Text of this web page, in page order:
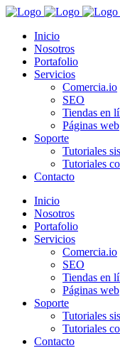
Inicio
Nosotros
Portafolio
Servicios
Comercia.io
SEO
Tiendas en
Páginas web
Soporte
Tutoriales
Tutoriales
Contacto
Inicio
Nosotros
Portafolio
Servicios
Comercia.io
SEO
Tiendas en
Páginas web
Soporte
Tutoriales
Tutoriales
Contacto